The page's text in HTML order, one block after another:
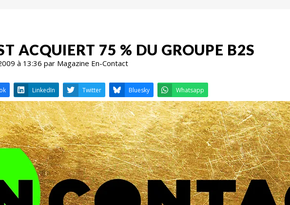
ACQUIERT 75 % DU GROUPE B2S
à 13:36 par Magazine En-Contact
Facebook LinkedIn Twitter Bluesky